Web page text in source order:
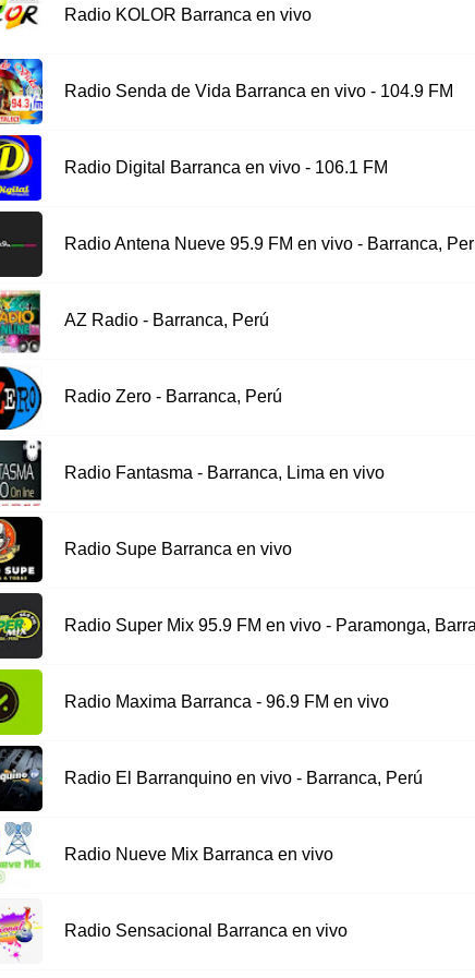
Radio KOLOR Barranca en vivo
Radio Senda de Vida Barranca en vivo - 104.9 FM
Radio Digital Barranca en vivo - 106.1 FM
Radio Antena Nueve 95.9 FM en vivo - Barranca,
AZ Radio - Barranca, Perú
Radio Zero - Barranca, Perú
Radio Fantasma - Barranca, Lima en vivo
Radio Supe Barranca en vivo
Radio Super Mix 95.9 FM en vivo - Paramonga,
Radio Maxima Barranca - 96.9 FM en vivo
Radio El Barranquino en vivo - Barranca, Perú
Radio Nueve Mix Barranca en vivo
Radio Sensacional Barranca en vivo